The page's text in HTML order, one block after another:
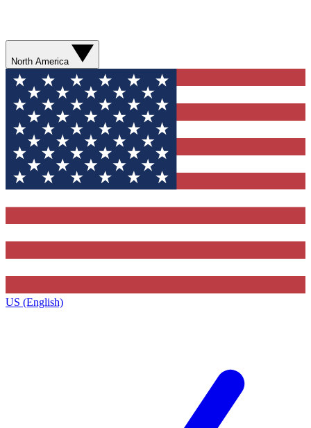
North America
US (English)